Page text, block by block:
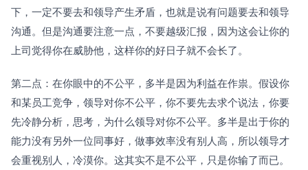
下，一定不要去和领导产生矛盾，也就是说有问题要去和领导
沟通。但是沟通要注意一点，不要越级汇报，因为这会让你的
上司觉得你在威胁他，这样你的好日子就不会长了。
第二点：在你眼中的不公平，多半是因为利益在作祟。假设你
和某员工竞争，领导对你不公平，你不要先去求个说法，你要
先冷静分析，思考，为什么领导对你不公平。多半是出于你的
能力没有另外一位同事好，做事效率没有别人高，所以领导才
会重视别人，冷漠你。这其实不是不公平，只是你输了而已。